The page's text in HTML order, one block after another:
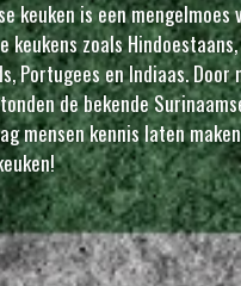
keuken is een
zoals Hindoestaans,
Portugees en Indiaas. Door
de bekende
mensen kennis laten